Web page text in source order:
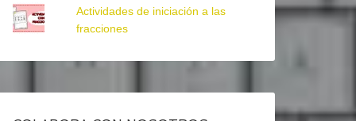
Actividades de iniciación a las
fracciones